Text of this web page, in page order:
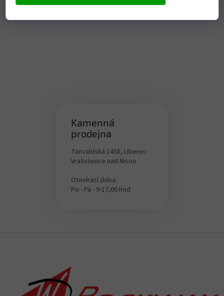
Kamenná
prodejna
Tanvaldská 1458, Liberec-
Vratislavice nad Nisou
Otevírací doba:
Po - Pá - 9-17,00 hod